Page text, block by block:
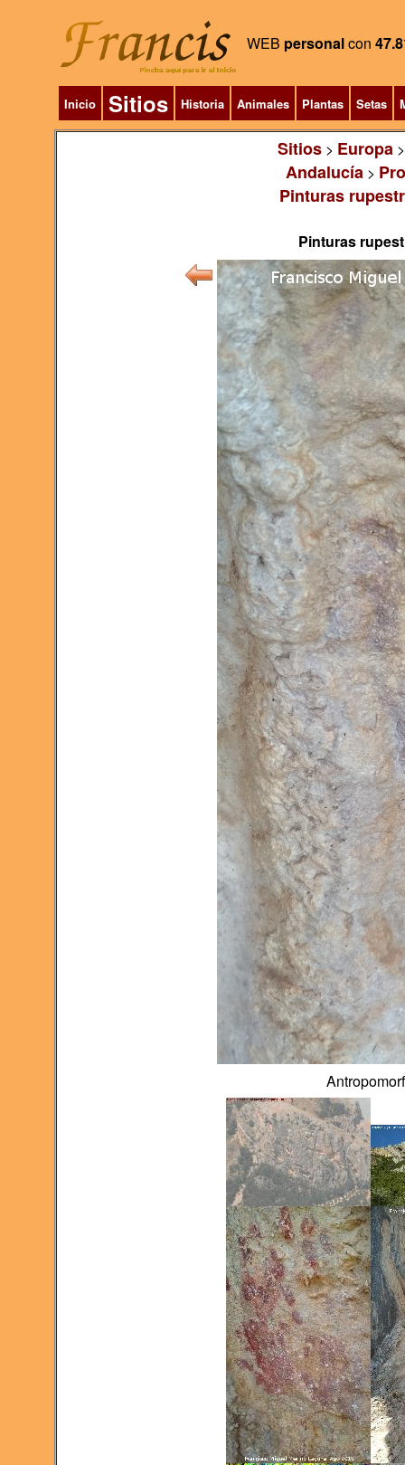
WEB personalcon
Inicio Sitios Historia Animales Plantas Setas
Sitios> Europa
Andalucía>
Pinturas
Pinturas